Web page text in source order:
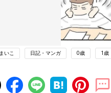
まいこ 日記・マンガ 0歳 1歳